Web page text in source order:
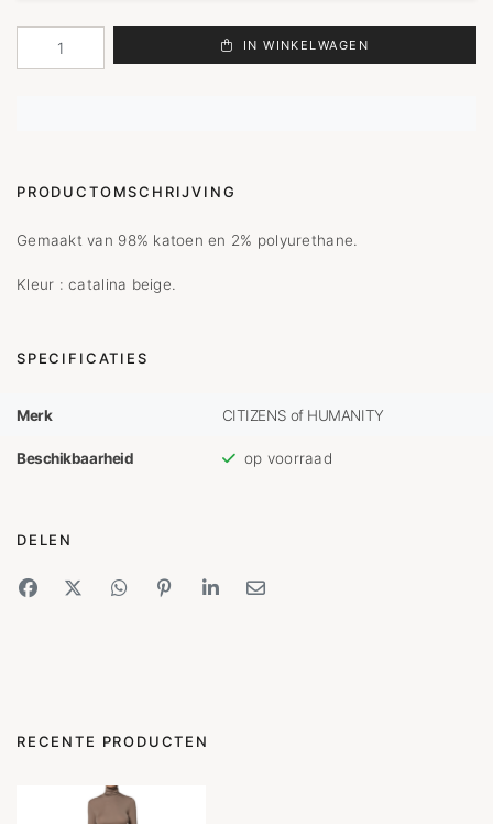
IN WINKELWAGEN
PRODUCTOMSCHRIJVING
Gemaakt van 98% katoen en 2% polyurethane.
Kleur : catalina beige.
SPECIFICATIES
Merk CITIZENS of HUMANITY
Beschikbaarheid op voorraad
DELEN
RECENTE PRODUCTEN